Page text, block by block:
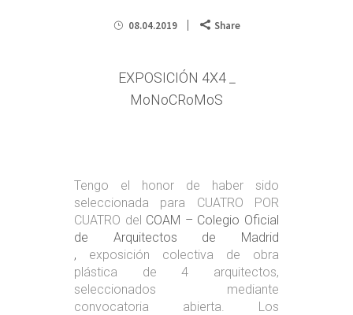
08.04.2019 Share
EXPOSICIÓN 4X4 _
MoNoCRoMoS
Tengo el honor de haber sido
seleccionada para CUATRO POR
CUATRO del COAM – Colegio Oficial
de Arquitectos de Madrid
, exposición colectiva de obra
plástica de 4 arquitectos,
seleccionados mediante
convocatoria abierta. Los